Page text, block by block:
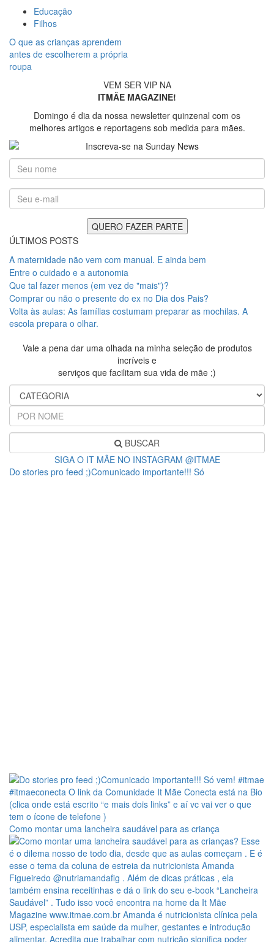
Educação
Filhos
O que as crianças aprendem
antes de escolherem a própria
roupa
VEM SER VIP NA
ITMÃE MAGAZINE!
Domingo é dia da nossa newsletter quinzenal com os
melhores artigos e reportagens sob medida para mães.
ÚLTIMOS POSTS
A maternidade não vem com manual. E ainda bem
Entre o cuidado e a autonomia
Que tal fazer menos (em vez de "mais")?
Comprar ou não o presente do ex no Dia dos Pais?
Volta às aulas: As famílias costumam preparar as mochilas. A
escola prepara o olhar.
Vale a pena dar uma olhada na minha seleção de produtos
incríveis e
serviços que facilitam sua vida de mãe ;)
BUSCAR
SIGA O IT MÃE NO INSTAGRAM @ITMAE
Do stories pro feed ;)Comunicado importante!!! Só
Como montar uma lancheira saudável para as criança